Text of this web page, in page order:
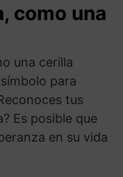
como una
una cerilla
para
tus
Es posible que
en su vida